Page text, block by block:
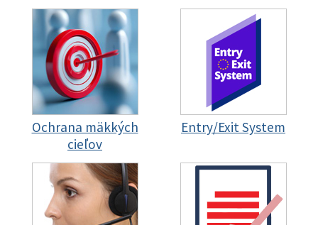
Ochrana mäkkých
cieľov
Entry/Exit System